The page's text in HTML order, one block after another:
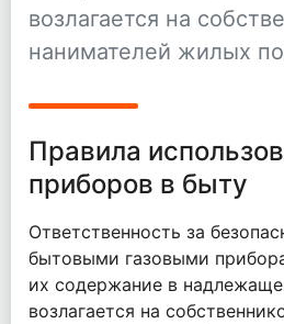
возлагается на
нанимателей жилых
Правила
приборов в быту
Ответственность за
бытовыми газовыми
их содержание в
возлагается на